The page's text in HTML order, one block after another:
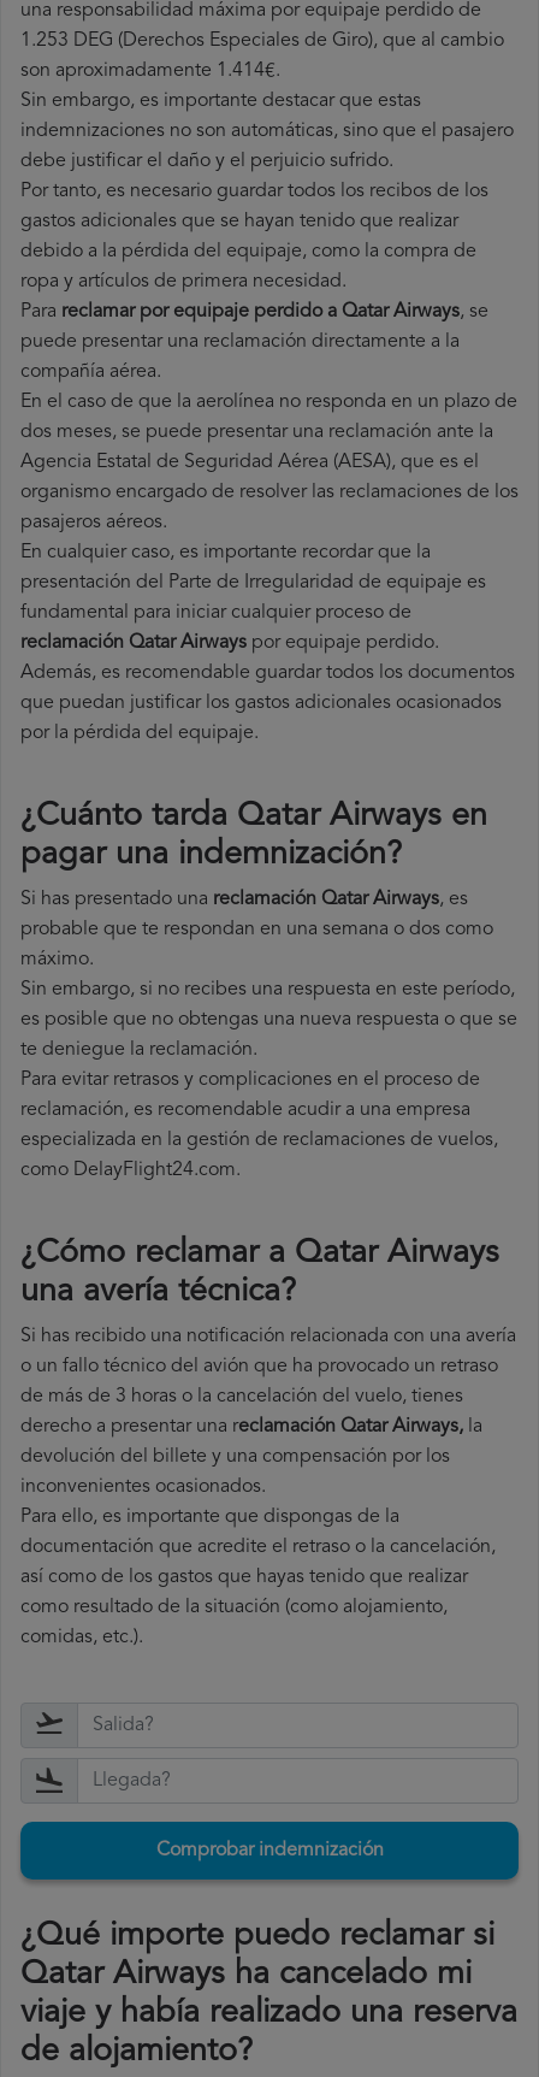
una responsabilidad máxima por equipaje perdido de
1.253 DEG (Derechos Especiales de Giro), que al cambio
son aproximadamente 1.414€.
Sin embargo, es importante destacar que estas
indemnizaciones no son automáticas, sino que el pasajero
debe justificar el daño y el perjuicio sufrido.
Por tanto, es necesario guardar todos los recibos de los
gastos adicionales que se hayan tenido que realizar
debido a la pérdida del equipaje, como la compra de
ropa y artículos de primera necesidad.
Para reclamar por equipaje perdido a Qatar Airways, se
puede presentar una reclamación directamente a la
compañía aérea.
En el caso de que la aerolínea no responda en un plazo de
dos meses, se puede presentar una reclamación ante la
Agencia Estatal de Seguridad Aérea (AESA), que es el
organismo encargado de resolver las reclamaciones de los
pasajeros aéreos.
En cualquier caso, es importante recordar que la
presentación del Parte de Irregularidad de equipaje es
fundamental para iniciar cualquier proceso de
reclamación Qatar Airways por equipaje perdido.
Además, es recomendable guardar todos los documentos
que puedan justificar los gastos adicionales ocasionados
por la pérdida del equipaje.
¿Cuánto tarda Qatar Airways en
pagar una indemnización?
Si has presentado una reclamación Qatar Airways, es
probable que te respondan en una semana o dos como
máximo.
Sin embargo, si no recibes una respuesta en este período,
es posible que no obtengas una nueva respuesta o que se
te deniegue la reclamación.
Para evitar retrasos y complicaciones en el proceso de
reclamación, es recomendable acudir a una empresa
especializada en la gestión de reclamaciones de vuelos,
como DelayFlight24.com.
¿Cómo reclamar a Qatar Airways
una avería técnica?
Si has recibido una notificación relacionada con una avería
o un fallo técnico del avión que ha provocado un retraso
de más de 3 horas o la cancelación del vuelo, tienes
derecho a presentar una reclamación Qatar Airways, la
devolución del billete y una compensación por los
inconvenientes ocasionados.
Para ello, es importante que dispongas de la
documentación que acredite el retraso o la cancelación,
así como de los gastos que hayas tenido que realizar
como resultado de la situación (como alojamiento,
comidas, etc.).
Comprobar indemnización
¿Qué importe puedo reclamar si
Qatar Airways ha cancelado mi
viaje y había realizado una reserva
de alojamiento?